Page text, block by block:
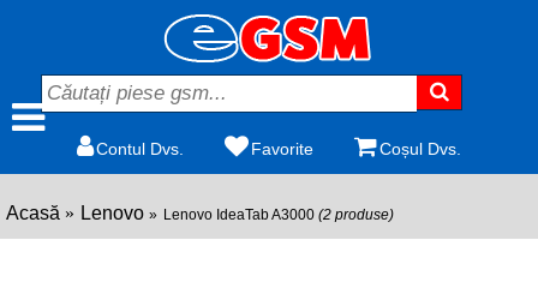
Contul Dvs. Favorite Coșul Dvs.
Acasă Lenovo Lenovo IdeaTab A3000 (2 produse)